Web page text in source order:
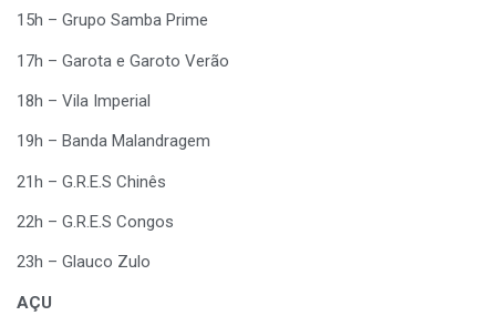
15h – Grupo Samba Prime
17h – Garota e Garoto Verão
18h – Vila Imperial
19h – Banda Malandragem
21h – G.R.E.S Chinês
22h – G.R.E.S Congos
23h – Glauco Zulo
AÇU